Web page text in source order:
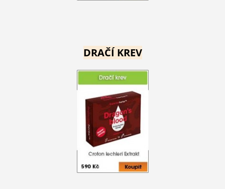
DRAČÍ KREV